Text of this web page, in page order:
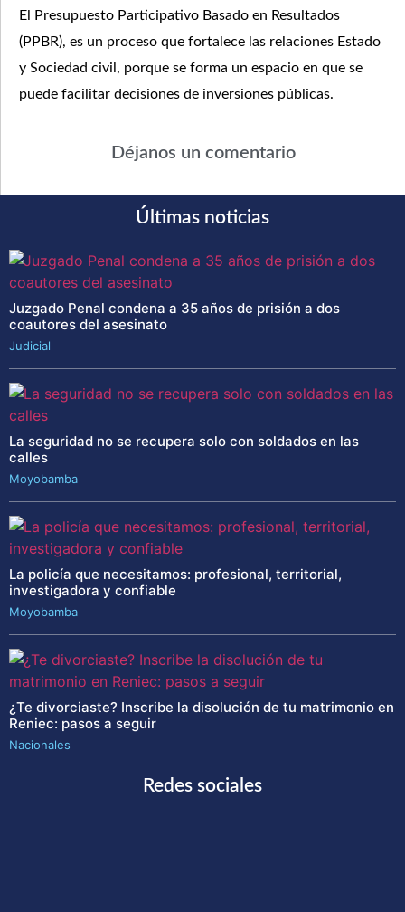
El Presupuesto Participativo Basado en Resultados
(PPBR), es un proceso que fortalece las relaciones Estado
y Sociedad civil, porque se forma un espacio en que se
puede facilitar decisiones de inversiones públicas.
Déjanos un comentario
Últimas noticias
Juzgado Penal condena a 35 años de prisión a dos
coautores del asesinato
Judicial
La seguridad no se recupera solo con soldados en las
calles
Moyobamba
La policía que necesitamos: profesional, territorial,
investigadora y confiable
Moyobamba
¿Te divorciaste? Inscribe la disolución de tu matrimonio en
Reniec: pasos a seguir
Nacionales
Redes sociales